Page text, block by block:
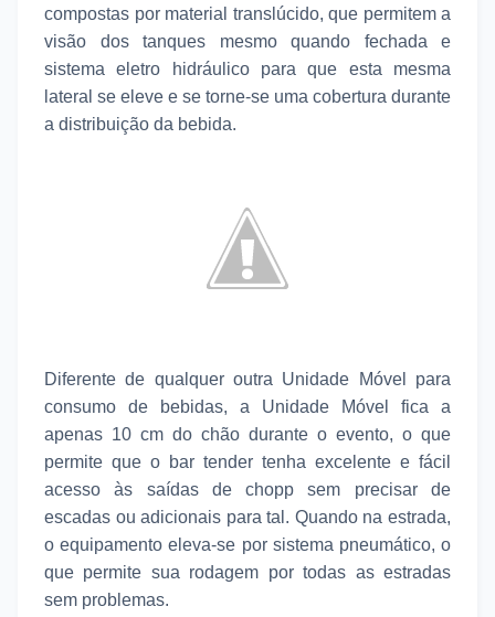
compostas por material translúcido, que permitem a
visão dos tanques mesmo quando fechada e
sistema eletro hidráulico para que esta mesma
lateral se eleve e se torne-se uma cobertura durante
a distribuição da bebida.
Diferente de qualquer outra Unidade Móvel para
consumo de bebidas, a Unidade Móvel fica a
apenas 10 cm do chão durante o evento, o que
permite que o bar tender tenha excelente e fácil
acesso às saídas de chopp sem precisar de
escadas ou adicionais para tal. Quando na estrada,
o equipamento eleva-se por sistema pneumático, o
que permite sua rodagem por todas as estradas
sem problemas.